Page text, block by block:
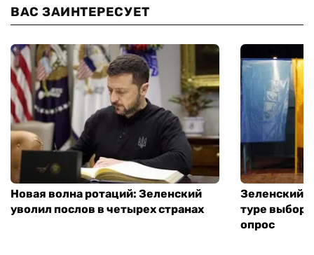
ВАС ЗАИНТЕРЕСУЕТ
Новая волна ротаций: Зеленский
уволил послов в четырех странах
Зеленский
туре
опрос